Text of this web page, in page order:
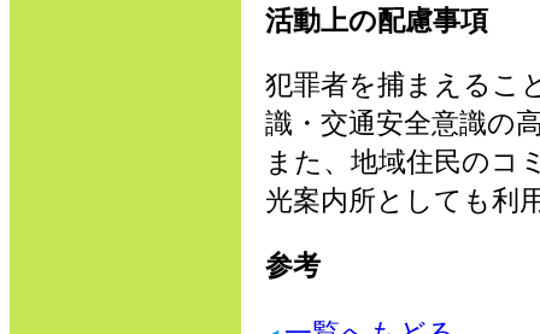
活動上の配慮事項
犯罪者を捕まえるこ
識・交通安全意識の
また、地域住民のコ
光案内所としても利
参考